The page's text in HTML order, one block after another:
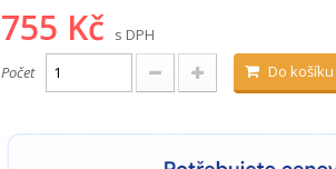
755 Kč
s DPH
Počet
Do košíku